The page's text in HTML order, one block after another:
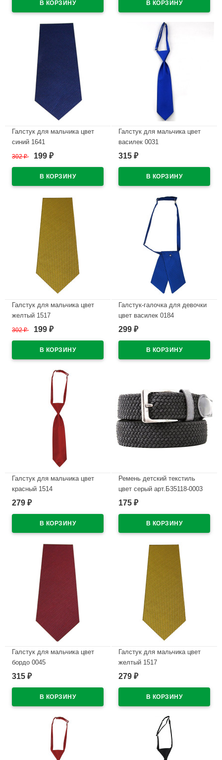
Галстук для мальчика цвет
синий 1641
В наличии
302₽ 199 ₽
Галстук для мальчика цвет
василек 0031
В наличии
315 ₽
Галстук для мальчика цвет
желтый 1517
В наличии
302₽ 199 ₽
Галстук-галочка для девочки
цвет василек 0184
В наличии
299 ₽
Галстук для мальчика цвет
красный 1514
В наличии
279 ₽
Ремень детский текстиль
цвет серый арт.Б35118-0003
В наличии
175 ₽
Галстук для мальчика цвет
бордо 0045
В наличии
315 ₽
Галстук для мальчика цвет
желтый 1517
В наличии
279 ₽